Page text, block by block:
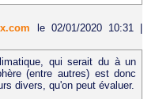
le 02/01/2020 10:31
qui serait du à un
(entre autres) est donc
divers, qu'on peut évaluer.